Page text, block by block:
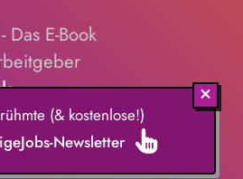
Das E-Book
(& kostenlose!)
Newsletter